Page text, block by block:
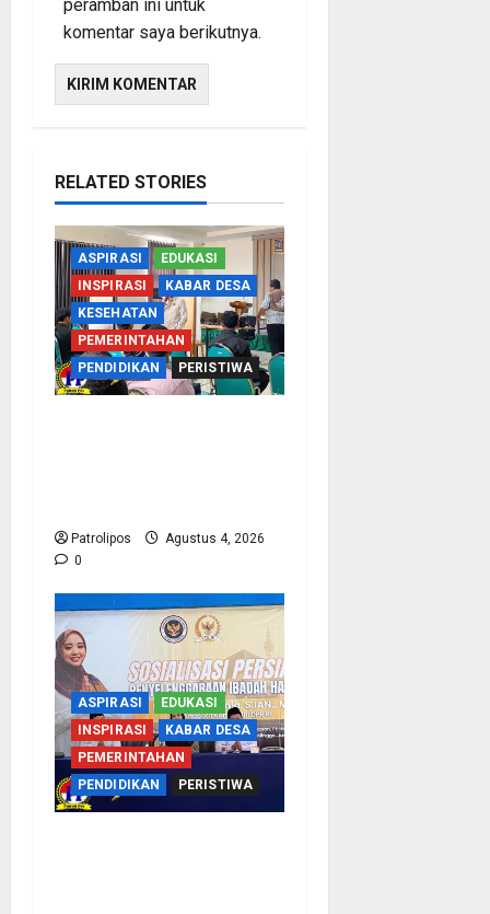
peramban ini untuk
komentar saya berikutnya.
RELATED STORIES
ASPIRASI
EDUKASI
INSPIRASI
KABAR DESA
KESEHATAN
PEMERINTAHAN
PENDIDIKAN
PERISTIWA
Patrolipos
Agustus 4, 2026
0
ASPIRASI
EDUKASI
INSPIRASI
KABAR DESA
PEMERINTAHAN
PENDIDIKAN
PERISTIWA